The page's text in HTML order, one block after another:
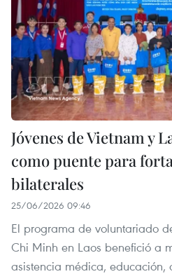
Jóvenes de Vietnam y
como puente para
bilaterales
25/06/2026 09:46
El programa de voluntariado
Chi Minh en Laos benefició a
asistencia médica,